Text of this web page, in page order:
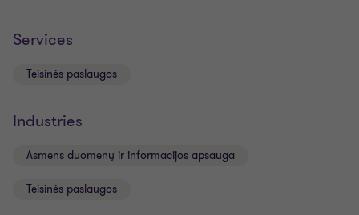
Services
Teisinės paslaugos
Industries
Asmens duomenų ir informacijos apsauga
Teisinės paslaugos